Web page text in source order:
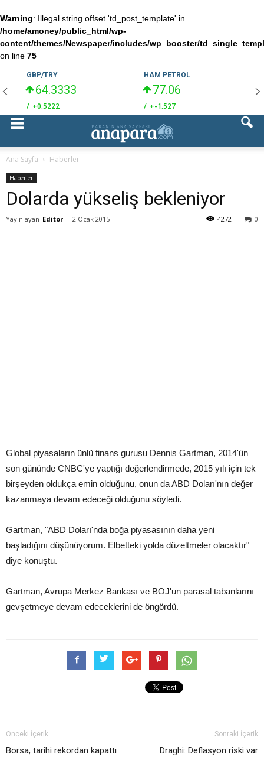
Warning: Illegal string offset 'td_post_template' in
/home/amoney/public_html/wp-
content/themes/Newspaper/includes/wp_booster/
on line 75
GBP/TRY
64.3333
/ +0.5222
HAM PETROL
77.06
/ +-1.527
Ana Sayfa Haberler
Haberler
Dolarda yükseliş bekleniyor
Yayınlayan Editor - 2 Ocak 2015 0
4272
Global piyasaların ünlü finans gurusu Dennis Gartman, 2014'ün
son gününde CNBC'ye yaptığı değerlendirmede, 2015 yılı için tek
birşeyden oldukça emin olduğunu, onun da ABD Doları'nın değer
kazanmaya devam edeceği olduğunu söyledi.
Gartman, "ABD Doları'nda boğa piyasasının daha yeni
başladığını düşünüyorum. Elbetteki yolda düzeltmeler olacaktır"
diye konuştu.
Gartman, Avrupa Merkez Bankası ve BOJ'un parasal tabanlarını
gevşetmeye devam edeceklerini de öngördü.
Önceki İçerik
Borsa, tarihi rekordan kapattı
Sonraki İçerik
Draghi: Deflasyon riski var